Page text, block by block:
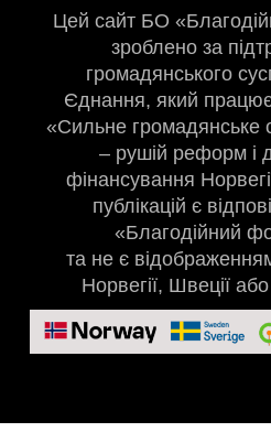
Цей сайт БО
зроблено за
громадянського
Єднання, який
«Сильне громадянське
– рушій реформ і
фінансування
публікацій є
«Благодійний
та не є
Норвегії, Швеції